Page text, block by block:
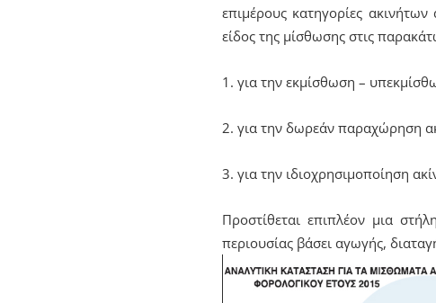
επιμέρους κατηγορίες
είδος της μίσθωσης στις
1. για την εκμίσθωση –
2. για την δωρεάν παραχώρηση
3. για την ιδιοχρησιμοποίηση
Προστίθεται επιπλέον μια
περιουσίας βάσει αγωγής,